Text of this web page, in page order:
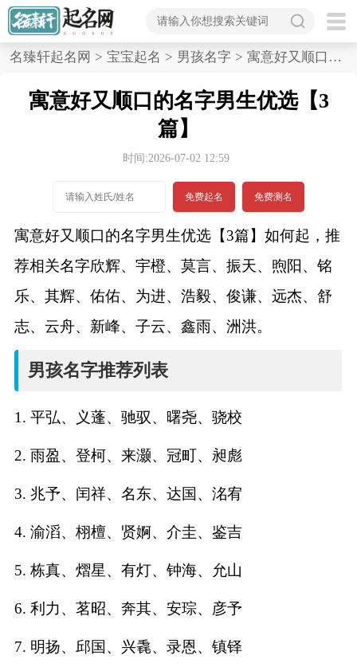
首
名
女孩名字
打
分
男孩名字打分
女孩名字打分
名臻轩起名网 > 宝宝起名 > 男孩名字 > 寓意好又顺口的名字男生优选,3篇
寓意好又顺口的名字男生优选【3
篇】
时间:2026-07-02 12:59
免费起名 免费测名
寓意好又顺口的名字男生优选【3篇】如何起，推
荐相关名字欣辉、宇橙、莫言、振天、煦阳、铭
乐、其辉、佑佑、为进、浩毅、俊谦、远杰、舒
志、云舟、新峰、子云、鑫雨、洲洪。
男孩名字推荐列表
1. 平弘、义蓬、驰驭、曙尧、骁校
2. 雨盈、登柯、来灏、冠町、昶彪
3. 兆予、闰祥、名东、达国、洺宥
4. 渝滔、栩檀、贤婀、介圭、鉴吉
5. 栋真、熠星、有灯、钟海、允山
6. 利力、茗昭、奔其、安琮、彦予
7. 明扬、邱国、兴毳、录恩、镇铎